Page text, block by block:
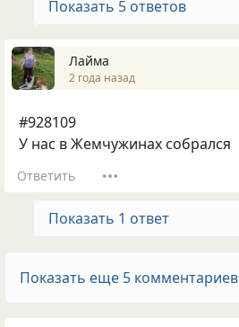
Показать 5 ответов
Лайма
2 года назад
#928109
У нас в Жемчужинах собрался
Ответить
Показать 1 ответ
Показать еще 5 комментариев